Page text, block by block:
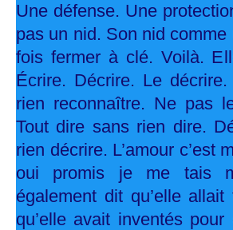
Une défense. Une
pas un nid. Son nid comme
fois fermer à clé. Voilà.
Écrire. Décrire. Le
rien reconnaître. Ne pas
Tout dire sans rien dire.
rien décrire. L’amour c’est
oui promis je me tais
également dit qu’elle
qu’elle avait inventés